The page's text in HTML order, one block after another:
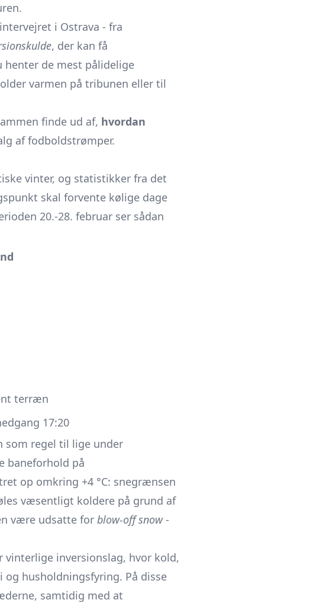
i Ostrava - fra
, der kan få
henter de mest pålidelige
varmen på tribunen eller til
finde ud af, hvordan
af fodboldstrømper.
vinter, og statistikker fra det
skal forvente kølige dage
20.-28. februar ser sådan
terræn
17:20
som regel til lige under
baneforhold på
op omkring +4 °C: snegrænsen
væsentligt koldere på grund af
være udsatte for blow-off snow-
vinterlige inversionslag, hvor kold,
husholdningsfyring. På disse
samtidig med at